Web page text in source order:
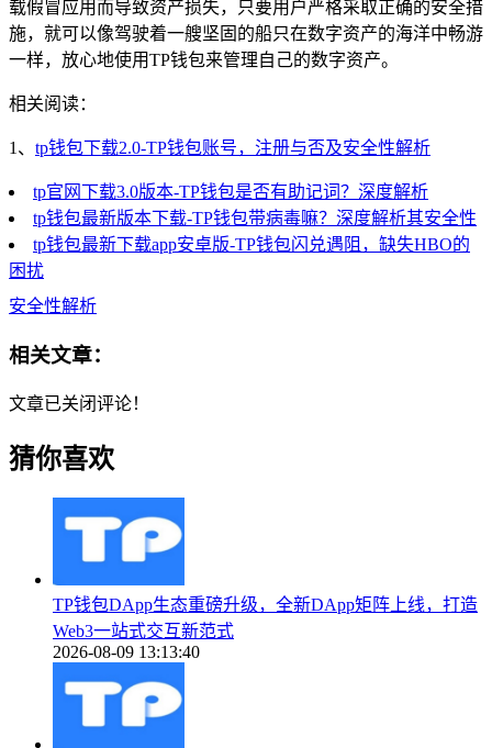
载假冒应用而导致资产损失，只要用户严格采取正确的安全措
施，就可以像驾驶着一艘坚固的船只在数字资产的海洋中畅游
一样，放心地使用TP钱包来管理自己的数字资产。
相关阅读：
1、 tp钱包下载2.0-TP钱包账号，注册与否及安全性解析
tp官网下载3.0版本-TP钱包是否有助记词？深度解析
tp钱包最新版本下载-TP钱包带病毒嘛？深度解析其安全性
tp钱包最新下载app安卓版-TP钱包闪兑遇阻，缺失HBO的
困扰
安全性解析
相关文章：
文章已关闭评论！
猜你喜欢
TP钱包DApp生态重磅升级，全新DApp矩阵上线，打造
Web3一站式交互新范式
2026-08-09 13:13:40